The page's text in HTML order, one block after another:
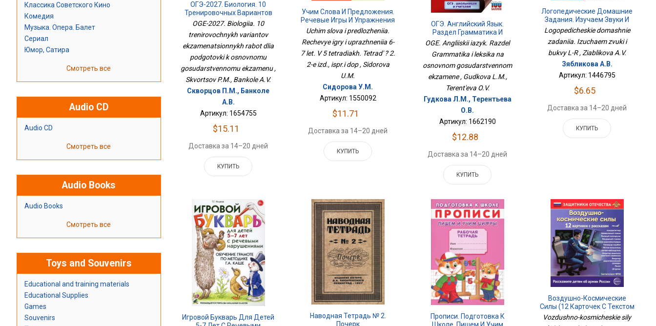
Классика Советского Кино
Комедия
Музыка. Опера. Балет
Сериал
Юмор, Сатира
Смотреть все
Audio CD
Audio CD
Смотреть все
Audio Books
Audio Books
Смотреть все
Toys and Souvenirs
Educational and training materials
Educational Supplies
Games
Souvenirs
ОГЭ-2027. Биология. 10
Тренировочных Вариантов
Экзаменационных Работ
Для Подготовки К
Основному
Государственному Экзамену
OGE-2027. Biologiia. 10
trenirovochnykh variantov
ekzamenatsionnykh rabot dlia
podgotovki k osnovnomu
gosudarstvennomu ekzamenu ,
Skvortsov P.M., Bankole A.V.
Скворцов П.М., Банколе
А.В.
Артикул: 1654755
$15.11
Доставка за 14–20 дней
КУПИТЬ
Учим Слова И Предложения.
Речевые Игры И Упражнения
6-7 Лет. В 5 Тетрадях.
Тетрадь № 2. 2-Е Изд., Испр.и
Доп
Uchim slova i predlozheniia.
Rechevye igry i uprazhneniia 6-
7 let. V 5 tetradiakh. Tetrad' ? 2.
2-e izd., ispr.i dop , Sidorova
U.M.
Сидорова У.М.
Артикул: 1550092
$11.71
Доставка за 14–20 дней
КУПИТЬ
ОГЭ. Английский Язык.
Раздел Грамматика И
Лексика На Основном
Государственном Экзамене
OGE. Angliiskii iazyk. Razdel
Grammatika i leksika na
osnovnom gosudarstvennom
ekzamene , Gudkova L.M.,
Terent'eva O.V.
Гудкова Л.М., Терентьева
О.В.
Артикул: 1662190
$12.88
Доставка за 14–20 дней
КУПИТЬ
Логопедические Домашние
Задания. Изучаем Звуки И
Буквы Л-Р
Logopedicheskie domashnie
zadaniia. Izuchaem zvuki i
bukvy L-R , Ziablikova A.V.
Зябликова А.В.
Артикул: 1446795
$6.65
Доставка за 14–20 дней
КУПИТЬ
Игровой Букварь Для Детей
Наводная Тетрадь № 2.
Почерк
Прописи. Подготовка К
Воздушно-Космические
Силы (12 Карточек С Текстом
На Обороте)
Vozdushno-kosmicheskie sily